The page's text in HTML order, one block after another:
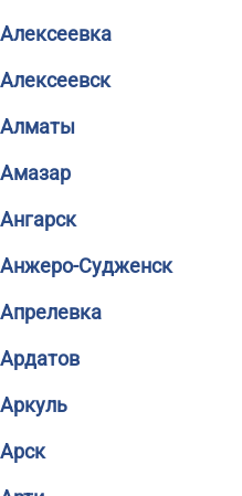
Алексеевка
Алексеевск
Алматы
Амазар
Ангарск
Анжеро-Судженск
Апрелевка
Ардатов
Аркуль
Арск